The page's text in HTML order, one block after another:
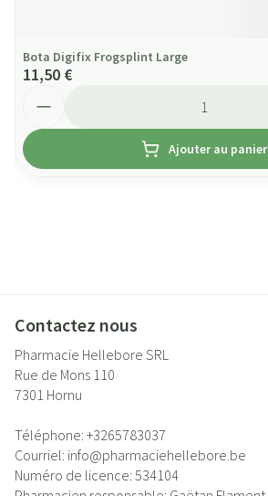
Bota Digifix Frogsplint Large
11,50 €
Ajouter au panier
Contactez nous
Pharmacie Hellebore SRL
Rue de Mons 110
7301 Hornu
Téléphone: +3265783037
Courriel: info@pharmaciehellebore.be
Numéro de licence: 534104